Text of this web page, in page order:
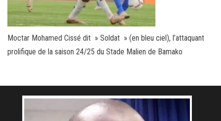
Moctar Mohamed Cissé dit » Soldat » (en bleu ciel), l’attaquant
prolifique de la saison 24/25 du Stade Malien de Bamako